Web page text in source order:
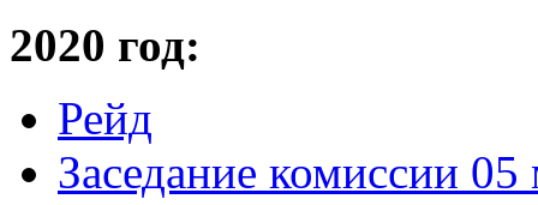
2020 год:
Рейд
Заседание комиссии 05